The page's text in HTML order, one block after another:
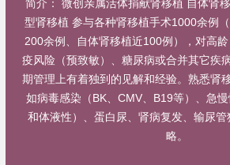
简介：
微创亲属活体捐献肾移植 自体肾
型肾移植 参与各种肾移植手术1000余例
200余例、自体肾移植近100例），对高
疫风险（预致敏）、糖尿病或合并其它疾
期管理上有着独到的见解和经验。熟悉肾
如病毒感染（BK、CMV、B19等）、急
和体液性）、蛋白尿、肾病复发、输尿
略。